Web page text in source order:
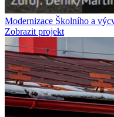
Modernizace Školního a
Zobrazit projekt